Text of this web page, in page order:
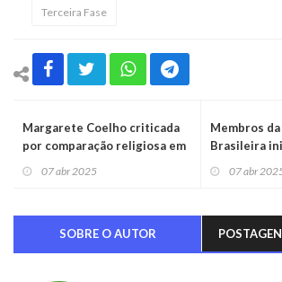
Terceira Fase
Margarete Coelho criticada
por comparação religiosa em
07 abr 2025
Membros
Brasileira
07 abr
SOBRE O AUTOR